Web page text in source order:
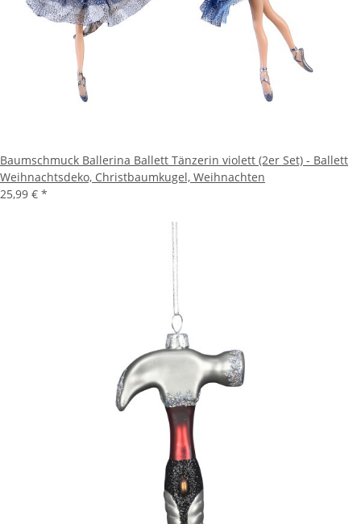
Baumschmuck Ballerina Ballett Tänzerin violett (2er Set) - Ballett
Weihnachtsdeko, Christbaumkugel, Weihnachten
25,99 € *